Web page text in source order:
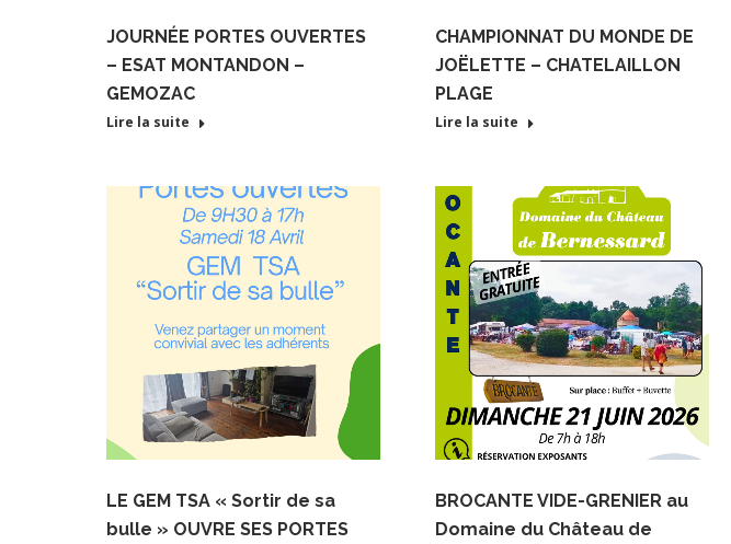
JOURNÉE PORTES OUVERTES
– ESAT MONTANDON –
GEMOZAC
Lire la suite
CHAMPIONNAT DU MONDE DE
JOËLETTE – CHATELAILLON
PLAGE
Lire la suite
LE GEM TSA « Sortir de sa
bulle » OUVRE SES PORTES
BROCANTE VIDE-GRENIER au
Domaine du Château de